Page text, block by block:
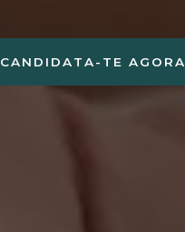
CANDIDATA-TE AGORA